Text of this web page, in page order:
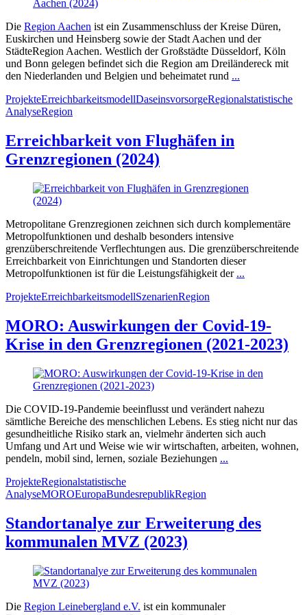
Die Region Aachen ist ein Zusammenschluss der Kreise Düren,
Euskirchen und Heinsberg sowie der Stadt Aachen und der
StädteRegion Aachen. Westlich der Großstädte Düsseldorf, Köln
und Bonn gelegen befindet sich die Region am Dreiländereck mit
den Niederlanden und Belgien und beheimatet rund ...
ProjekteErreichbarkeitsmodellDaseinsvorsorgeRegionalstatistische
AnalyseRegion
Erreichbarkeit von Flughäfen in
Grenzregionen (2024)
Metropolitane Grenzregionen zeichnen sich durch komplementäre
Metropolfunktionen und deshalb besonders intensive
grenzüberschreitende Verflechtungen aus. Die grenzüberschreitende
Erreichbarkeit von Einrichtungen und Standorten dieser
Metropolfunktionen ist für die Leistungsfähigkeit der ...
ProjekteErreichbarkeitsmodellSzenarienRegion
MORO: Auswirkungen der Covid-19-
Krise in den Grenzregionen (2021-2023)
Die COVID-19-Pandemie beeinflusst und verändert nahezu
sämtliche Bereiche des menschlichen Lebens. Es stieg nicht nur das
gesundheitliche Risiko stark an, vielmehr änderten sich auch
Umfang und Art und Weise wie wir wirtschaften, arbeiten, wohnen,
pendeln, mobil sind, lernen, soziale Beziehungen ...
ProjekteRegionalstatistische
AnalyseMOROEuropaBundesrepublikRegion
Standortanalye zur Erweiterung des
kommunalen MVZ (2023)
Die Region Leinebergland e.V. ist ein kommunaler